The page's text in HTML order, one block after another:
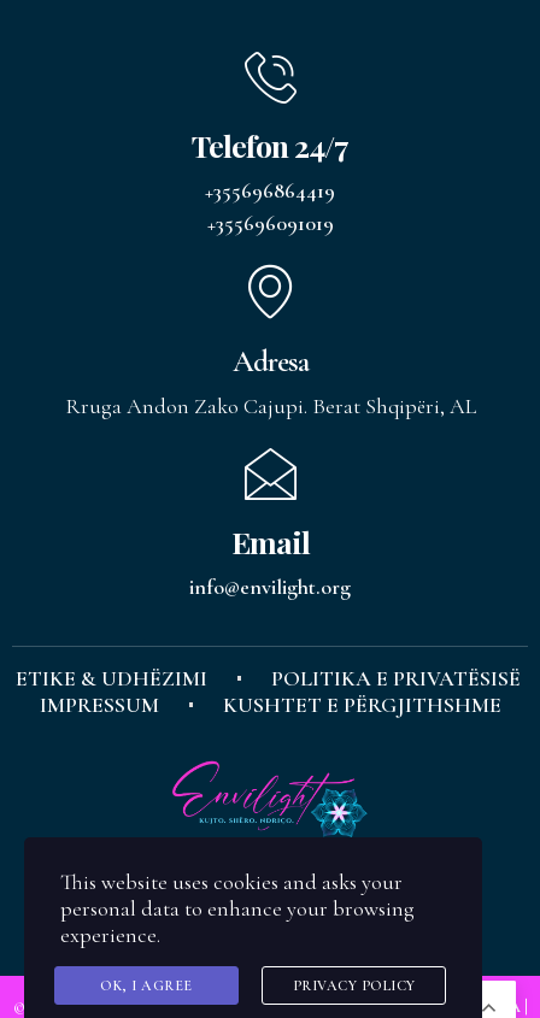
Telefon 24/7
+355696864419
+355696091019
Adresa
Rruga Andon Zako Cajupi. Berat Shqipëri, AL
Email
info@envilight.org
ETIKE & UDHËZIMI
POLITIKA E PRIVATËSISË
IMPRESSUM
KUSHTET E PËRGJITHSHME
© CopyrightENVILIGHT| Koncepti & Design:Evis Zajmi Ramusholli M.A|
SQ
This website uses cookies and asks your
personal data to enhance your browsing
experience.
OK, I AGREE PRIVACY POLICY